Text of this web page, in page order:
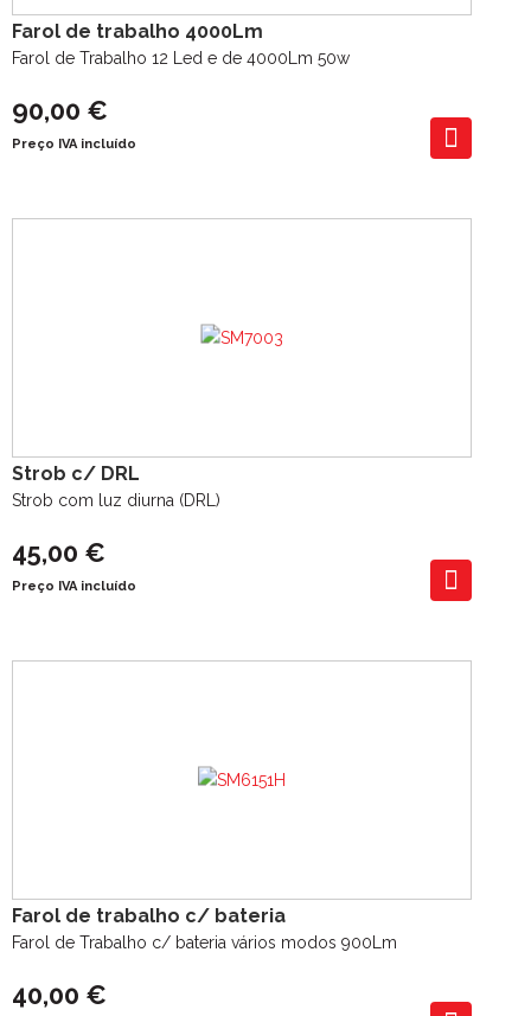
Farol de trabalho 4000Lm
Farol de Trabalho 12 Led e de 4000Lm 50w
90,00 €
Preço IVA incluído
Strob c/ DRL
Strob com luz diurna (DRL)
45,00 €
Preço IVA incluído
Farol de trabalho c/ bateria
Farol de Trabalho c/ bateria vários modos 900Lm
40,00 €